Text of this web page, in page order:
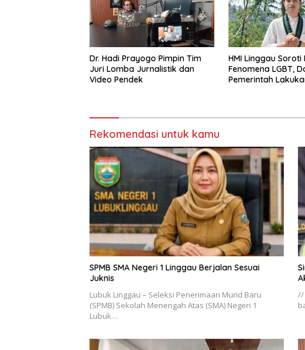
Dr. Hadi Prayogo Pimpin Tim
Juri Lomba Jurnalistik dan
Video Pendek
HMI Linggau
Fenomena LGBT,
Pemerintah
Rekomendasi untuk kamu
SPMB SMA Negeri 1 Linggau Berjalan Sesuai
Juknis
Lubuk Linggau – Seleksi Penerimaan Murid Baru
(SPMB) Sekolah Menengah Atas (SMA) Negeri 1
Lubuk…
//